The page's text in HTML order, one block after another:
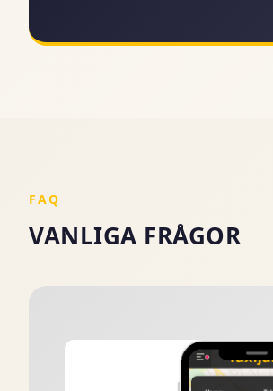
FAQ
VANLIGA FRÅGOR